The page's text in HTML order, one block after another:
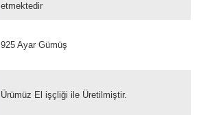
etmektedir
925 Ayar Gümüş
Ürümüz El işçliği ile Üretilmiştir.